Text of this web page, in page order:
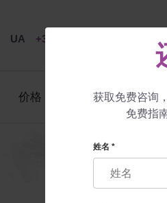
UA +38 057 760 48 29
价格 评语
获取免费咨询
免费指
姓名 *